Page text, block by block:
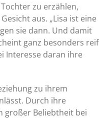
zu erzählen,
aus. „Lisa ist eine
sie dann. Und damit
ganz besonders reif
Interesse daran ihre
zu ihrem
Durch ihre
großer Beliebtheit bei